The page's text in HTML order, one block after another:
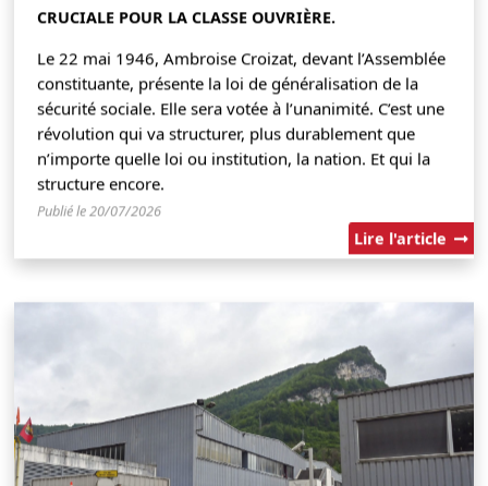
CRUCIALE POUR LA CLASSE OUVRIÈRE.
Le 22 mai 1946, Ambroise Croizat, devant l’Assemblée
constituante, présente la loi de généralisation de la
sécurité sociale. Elle sera votée à l’unanimité. C’est une
révolution qui va structurer, plus durablement que
n’importe quelle loi ou institution, la nation. Et qui la
structure encore.
Publié le 20/07/2026
Lire l'article